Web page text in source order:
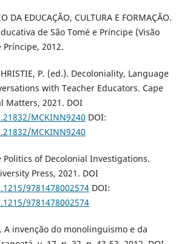
DA EDUCAÇÃO, CULTURA E FORMAÇÃO.
de São Tomé e Príncipe (Visão
Príncipe, 2012.
P. (ed.). Decoloniality, Language
with Teacher Educators. Cape
Matters, 2021. DOI
MCKINN9240 DOI:
MCKINN9240
Politics of Decolonial Investigations.
Press, 2021. DOI
9781478002574DOI:
9781478002574
A invenção do monolinguismo e da